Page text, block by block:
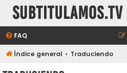
subtitulamos.tv
FAQ
Índice general Traduciendo